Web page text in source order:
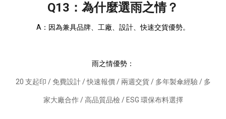
Q13：為什麼選雨之情？
A：因為兼具品牌、工廠、設計、快速交貨優勢。
雨之情優勢：
20 支起印 / 免費設計 / 快速報價 / 兩週交貨 / 多年製傘經驗 / 多
家大廠合作 / 高品質品檢 / ESG 環保布料選擇